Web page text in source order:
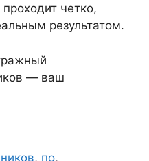
четко,
результатом.
— ваш
, по,